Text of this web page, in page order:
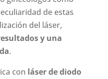
de estas
del láser,
y una
.
con láser de diodo